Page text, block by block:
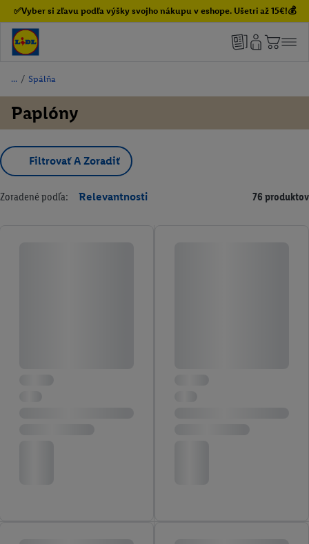
✅Vyber si zľavu podľa výšky svojho nákupu v eshope. Ušetri až 15€!💰
/ Spálňa
Paplóny
Filtrovať A Zoradiť
Zoradené podľa: Relevantnosti 76 produktov